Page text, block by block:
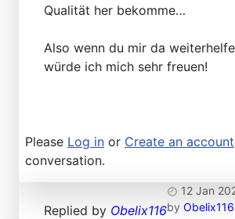
Qualität her bekomme…
Also wenn du mir da
würde ich mich sehr freuen!
Please Log in or Create an account
conversation.
12 Jan
by Obelix116
Replied by Obelix116